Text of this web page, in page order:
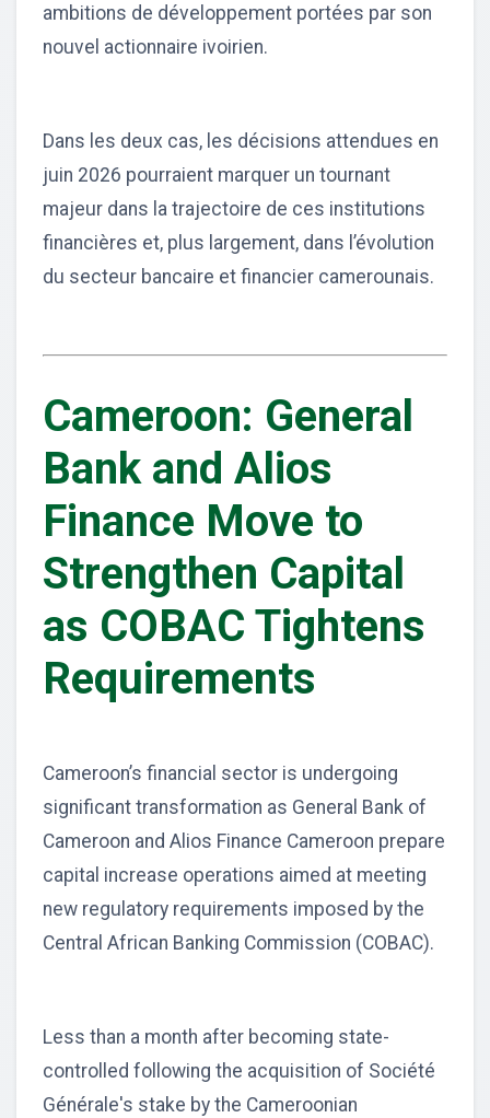
ambitions de développement portées par son
nouvel actionnaire ivoirien.
Dans les deux cas, les décisions attendues en
juin 2026 pourraient marquer un tournant
majeur dans la trajectoire de ces institutions
financières et, plus largement, dans l’évolution
du secteur bancaire et financier camerounais.
Cameroon: General
Bank and Alios
Finance Move to
Strengthen Capital
as COBAC Tightens
Requirements
Cameroon’s financial sector is undergoing
significant transformation as General Bank of
Cameroon and Alios Finance Cameroon prepare
capital increase operations aimed at meeting
new regulatory requirements imposed by the
Central African Banking Commission (COBAC).
Less than a month after becoming state-
controlled following the acquisition of Société
Générale's stake by the Cameroonian